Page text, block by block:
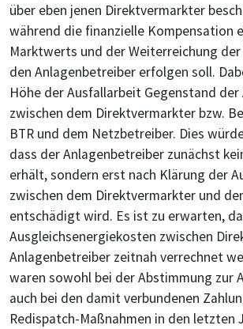
über eben jenen Direktvermarkter
während die finanzielle Kompensation
Marktwerts und der Weiterreichung
den Anlagenbetreiber erfolgen soll.
Höhe der Ausfallarbeit Gegenstand
zwischen dem Direktvermarkter bzw.
BTR und dem Netzbetreiber. Dies
dass der Anlagenbetreiber zunächst
erhält, sondern erst nach Klärung der
zwischen dem Direktvermarkter und
entschädigt wird. Es ist zu erwarten,
Ausgleichsenergiekosten zwischen
Anlagenbetreiber zeitnah verrechnet
waren sowohl bei der Abstimmung zur
auch bei den damit verbundenen
Redispatch-Maßnahmen in den letzten